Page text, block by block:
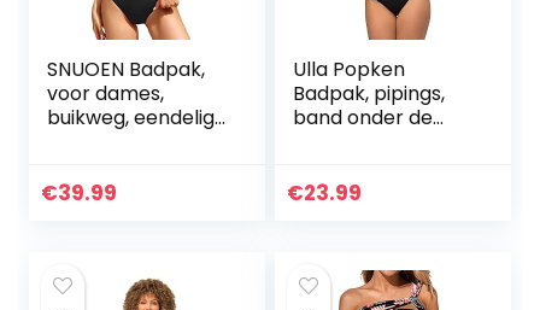
SNUOEN Badpak,
voor dames,
buikweg, eendelige
monokini,
zwempak
€39.99
Ulla Popken
Badpak, pipings,
band onder de
dames Zwempak
€23.99